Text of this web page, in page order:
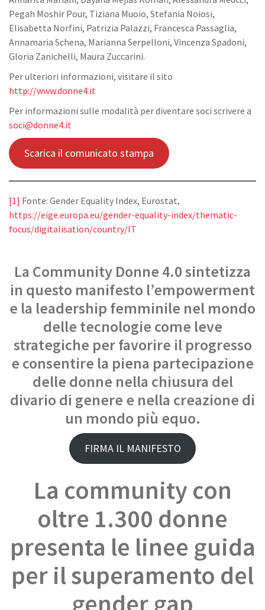
Pegah Moshir Pour, Tiziana Muoio, Stefania Noiosi,
Elisabetta Norfini, Patrizia Palazzi, Francesca Passaglia,
Annamaria Schena, Marianna Serpelloni, Vincenza Spadoni,
Gloria Zanichelli, Maura Zuccarini.
Per ulteriori informazioni, visitare il sito
http://www.donne4.it
Per informazioni sulle modalità per diventare soci scrivere a
soci@donne4.it
Scarica il comunicato stampa
[1] Fonte: Gender Equality Index, Eurostat,
https://eige.europa.eu/gender-equality-index/thematic-
focus/digitalisation/country/IT
La Community Donne 4.0 sintetizza
in questo manifesto l’empowerment
e la leadership femminile nel mondo
delle tecnologie come leve
strategiche per favorire il progresso
e consentire la piena partecipazione
delle donne nella chiusura del
divario di genere e nella creazione di
un mondo più equo.
FIRMA IL MANIFESTO
La community con
oltre 1.300 donne
presenta le linee guida
per il superamento del
gender gap